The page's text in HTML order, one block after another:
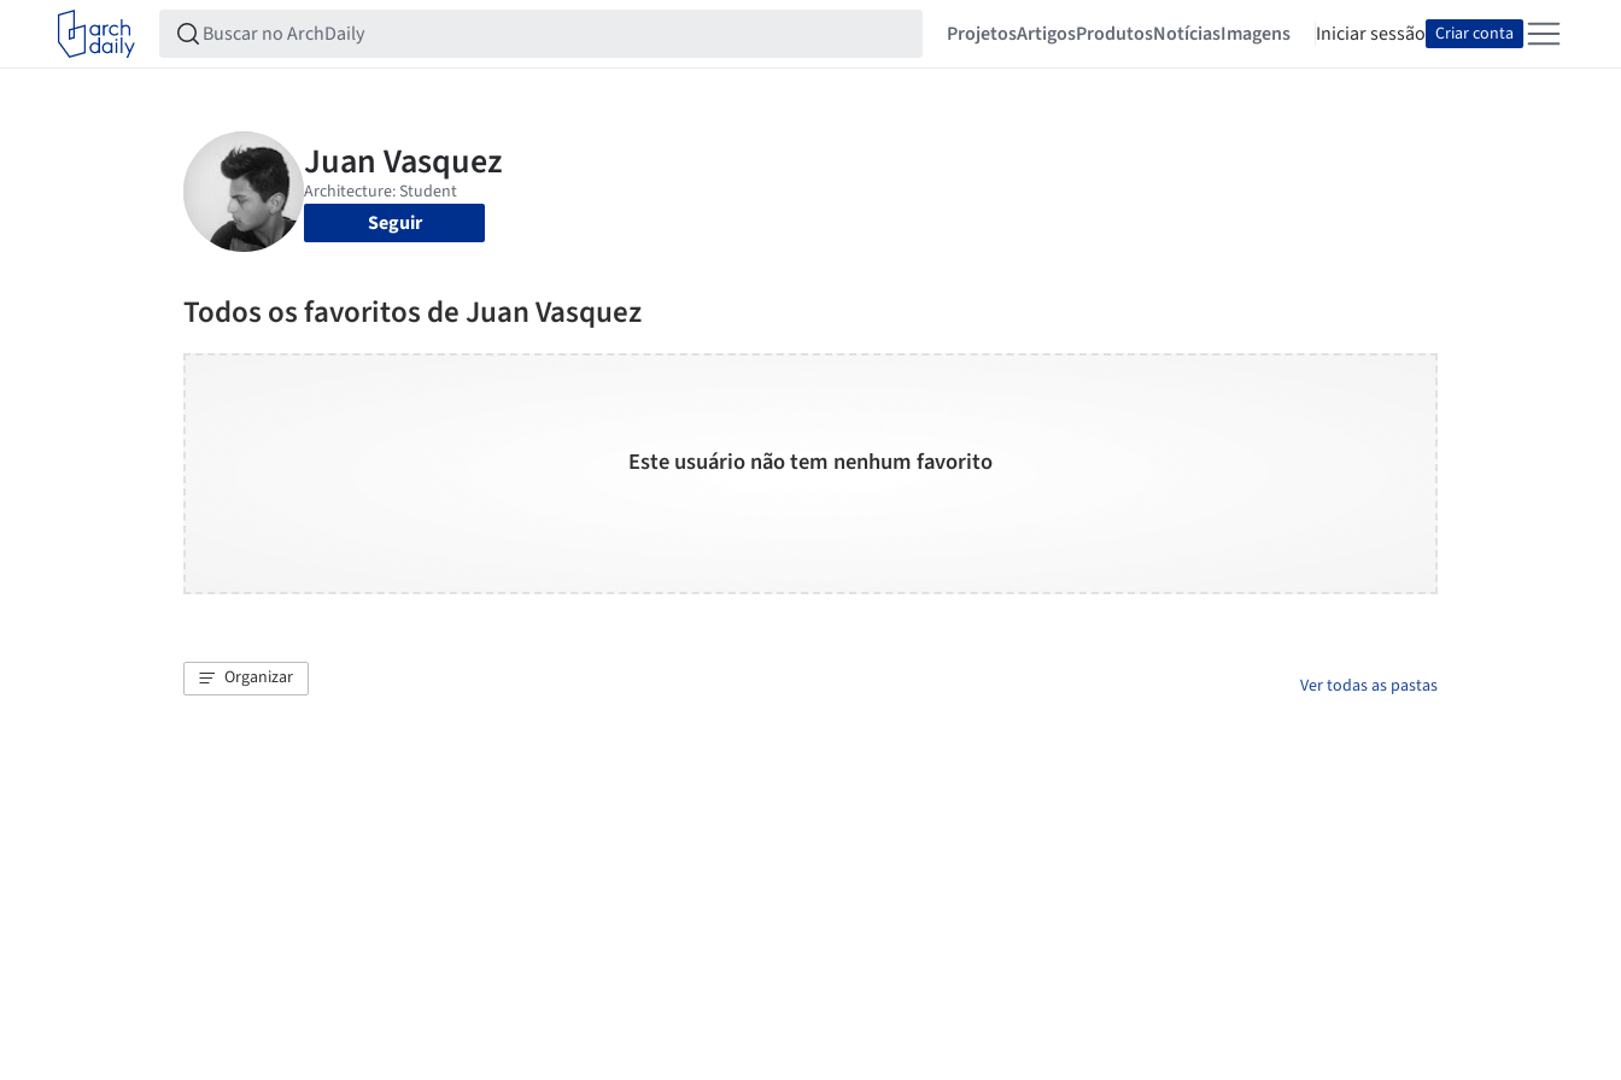
ProjetosArtigosProdutosNotíciasImagens Iniciar sessão Criar conta
Seguir
Todos os favoritos de Juan Vasquez
Este usuário não tem nenhum favorito
Organizar Ver todas as pastas